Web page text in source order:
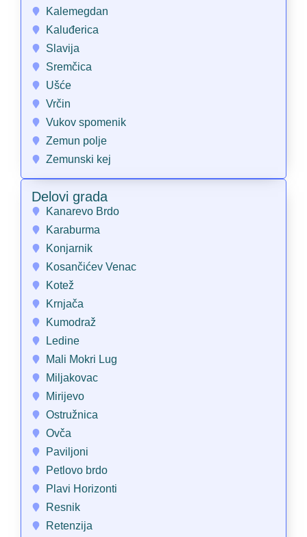
Kalemegdan
Kaluđerica
Slavija
Sremčica
Ušće
Vrčin
Vukov spomenik
Zemun polje
Zemunski kej
Delovi grada
Kanarevo Brdo
Karaburma
Konjarnik
Kosančićev Venac
Kotež
Krnjača
Kumodraž
Ledine
Mali Mokri Lug
Miljakovac
Mirijevo
Ostružnica
Ovča
Paviljoni
Petlovo brdo
Plavi Horizonti
Resnik
Retenzija